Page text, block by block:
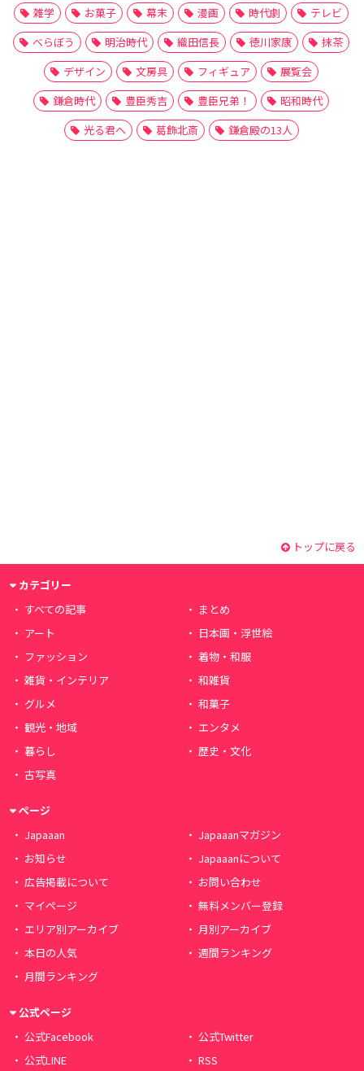
雑学
お菓子 幕末 漫画 時代劇
テレビ
べらぼう
明治時代 織田信長 徳川家康
抹茶
デザイン
文房具 フィギュア
展覧会
鎌倉時代
豊臣秀吉 豊臣兄弟！
昭和時代
光る君へ
葛飾北斎 鎌倉殿の13人
トップに戻る
カテゴリー
すべての記事
まとめ
アート
日本画・浮世絵
ファッション
着物・和服
雑貨・インテリア
和雑貨
グルメ
和菓子
観光・地域
エンタメ
暮らし
歴史・文化
古写真
ページ
Japaaan
Japaaanマガジン
お知らせ
Japaaanについて
広告掲載について
お問い合わせ
マイページ
無料メンバー登録
エリア別アーカイブ
月別アーカイブ
本日の人気
週間ランキング
月間ランキング
公式ページ
公式Facebook
公式Twitter
公式LINE
RSS